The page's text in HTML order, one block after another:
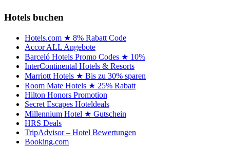
Hotels buchen
Hotels.com ★ 8% Rabatt Code
Accor ALL Angebote
Barceló Hotels Promo Codes ★ 10%
InterContinental Hotels & Resorts
Marriott Hotels ★ Bis zu 30% sparen
Room Mate Hotels ★ 25% Rabatt
Hilton Honors Promotion
Secret Escapes Hoteldeals
Millennium Hotel ★ Gutschein
HRS Deals
TripAdvisor – Hotel Bewertungen
Booking.com